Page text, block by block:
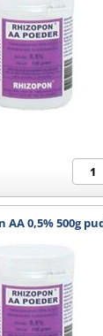
AA 0,5% 500g